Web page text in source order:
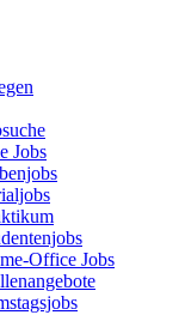
Jobs
Office Jobs